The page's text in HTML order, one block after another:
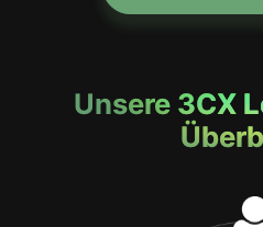
Unsere 3CX